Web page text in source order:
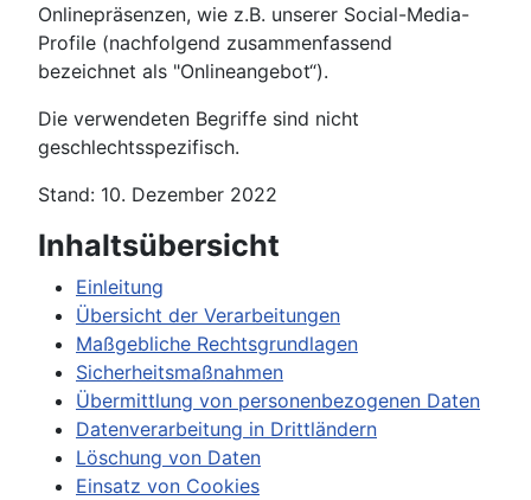
Onlinepräsenzen, wie z.B. unserer Social-Media-
Profile (nachfolgend zusammenfassend
bezeichnet als "Onlineangebot“).
Die verwendeten Begriffe sind nicht
geschlechtsspezifisch.
Stand: 10. Dezember 2022
Inhaltsübersicht
Einleitung
Übersicht der Verarbeitungen
Maßgebliche Rechtsgrundlagen
Sicherheitsmaßnahmen
Übermittlung von personenbezogenen Daten
Datenverarbeitung in Drittländern
Löschung von Daten
Einsatz von Cookies